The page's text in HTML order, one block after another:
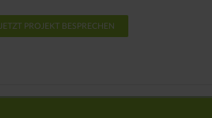
JETZT PROJEKT BESPRECHEN